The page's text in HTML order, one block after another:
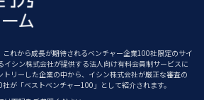
これから成長が期待されるベンチャー企業100社限定のサイ
イシン株式会社が提供する法人向け有料会員制サービスに
トリーした企業の中から、イシン株式会社が厳正な審査の
が「ベストベンチャー100」として紹介されます。